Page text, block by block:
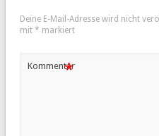
Deine E-Mail-Adresse wird nicht
mit * markiert
Kommentar
*